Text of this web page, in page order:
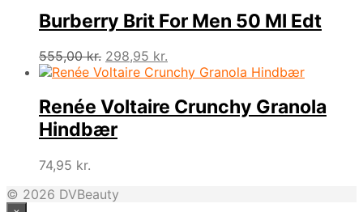
395,00 kr..194,95 kr..
Burberry Brit For Men 50 Ml Edt
555,00kr. Den
oprindelige
var:
555,00 kr..
298,95 kr.
aktuelle
er:
298,95 kr..
Renée Voltaire Crunchy Granola
Hindbær
74,95 kr.
© 2026 DVBeauty